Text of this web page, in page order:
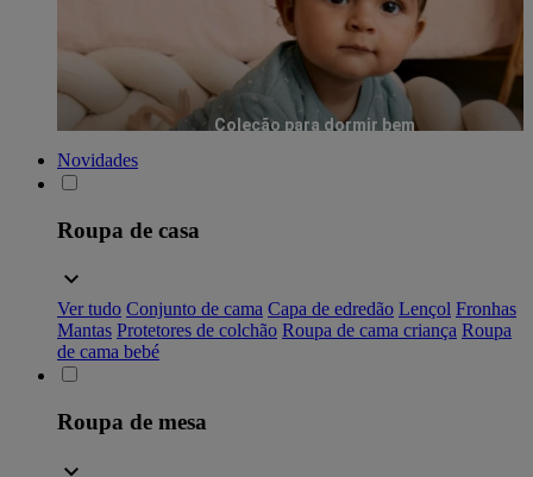
Coleção para dormir bem
Novidades
Roupa de casa
Ver tudo Conjunto de cama Capa de edredão Lençol Fronhas
Mantas Protetores de colchão Roupa de cama criança Roupa
de cama bebé
Roupa de mesa